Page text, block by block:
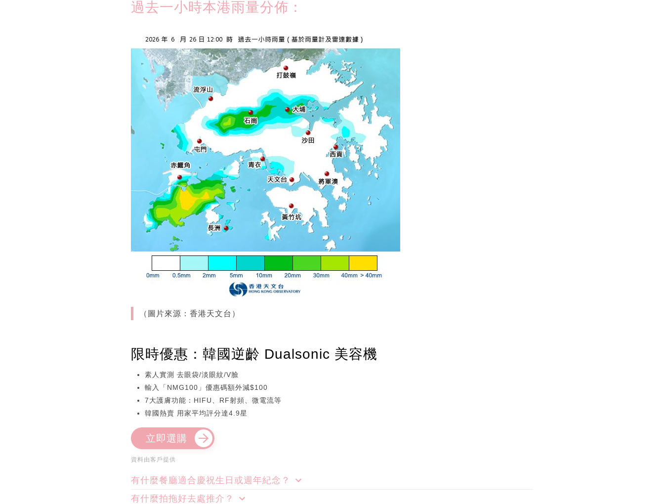
過去一小時本港雨量分佈：
（圖片來源：香港天文台）
限時優惠：韓國逆齡 Dualsonic 美容機
素人實測 去眼袋/淡眼紋/V臉
輸入「NMG100」優惠碼額外減$100
7大護膚功能：HIFU、RF射頻、微電流等
韓國熱賣 用家平均評分達4.9星
立即選購
資料由客戶提供
有什麼餐廳適合慶祝生日或週年紀念？
有什麼拍拖好去處推介？